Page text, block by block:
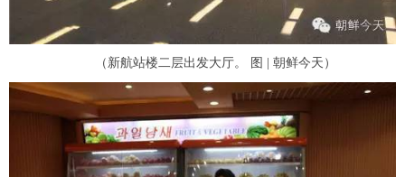
（新航站楼二层出发大厅。 图 | 朝鲜今天）